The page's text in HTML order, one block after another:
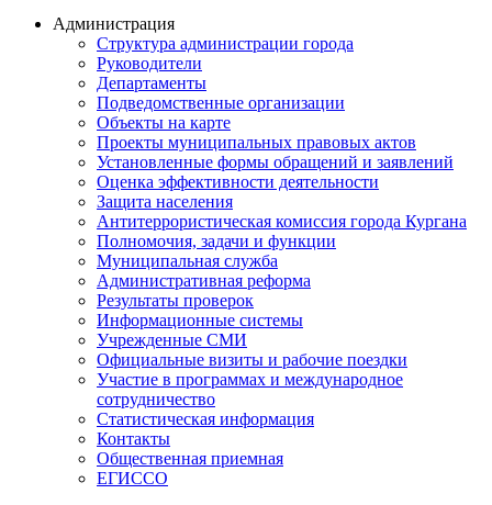
Администрация
Структура администрации города
Руководители
Департаменты
Подведомственные организации
Объекты на карте
Проекты муниципальных правовых актов
Установленные формы обращений и заявлений
Оценка эффективности деятельности
Защита населения
Антитеррористическая комиссия города Кургана
Полномочия, задачи и функции
Муниципальная служба
Административная реформа
Результаты проверок
Информационные системы
Учрежденные СМИ
Официальные визиты и рабочие поездки
Участие в программах и международное
сотрудничество
Статистическая информация
Контакты
Общественная приемная
ЕГИССО